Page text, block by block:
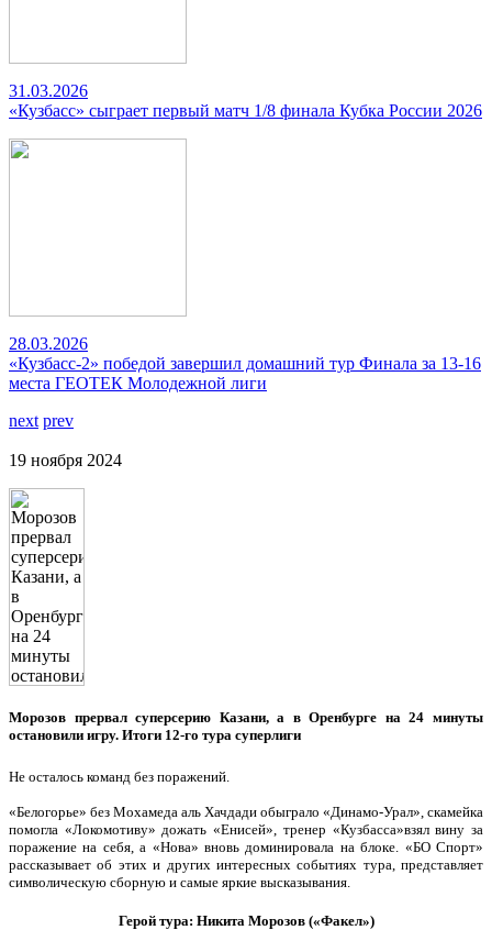
31.03.2026
«Кузбасс» сыграет первый матч 1/8 финала Кубка России 2026
28.03.2026
«Кузбасс-2» победой завершил домашний тур Финала за 13-16
места ГЕОТЕК Молодежной лиги
next prev
19 ноября 2024
Морозов прервал суперсерию Казани, а в Оренбурге на 24 минуты
остановили игру. Итоги 12-го тура суперлиги
Не осталось команд без поражений.
«Белогорье» без Мохамеда аль Хачдади обыграло «Динамо-Урал», скамейка
помогла «Локомотиву» дожать «Енисей», тренер «Кузбасса»взял вину за
поражение на себя, а «Нова» вновь доминировала на блоке. «БО Спорт»
рассказывает об этих и других интересных событиях тура, представляет
символическую сборную и самые яркие высказывания.
Герой тура: Никита Морозов («Факел»)